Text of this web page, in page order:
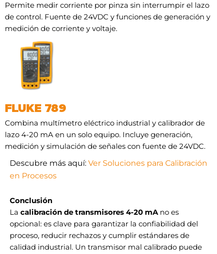
Permite medir corriente por pinza sin interrumpir el lazo
de control. Fuente de 24VDC y funciones de generación y
medición de corriente y voltaje.
FLUKE 789
Combina multímetro eléctrico industrial y calibrador de
lazo 4-20 mA en un solo equipo. Incluye generación,
medición y simulación de señales con fuente de 24VDC.
Descubre más aquí: Ver Soluciones para Calibración
en Procesos
Conclusión
La calibración de transmisores 4-20 mA no es
opcional: es clave para garantizar la confiabilidad del
proceso, reducir rechazos y cumplir estándares de
calidad industrial. Un transmisor mal calibrado puede